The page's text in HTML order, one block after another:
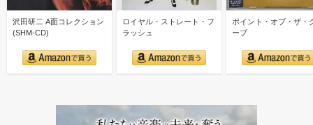
沢田研二 A面コレクション
(SHM-CD)
ロイヤル・ストレート・フ
ラッシュ
ポイント・オブ・ザ・
ーブ